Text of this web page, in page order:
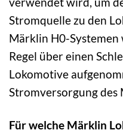
Stromquelle zu den
Märklin H0-
Regel über einen
Lokomotive
Stromversorgung des
Für welche Märklin